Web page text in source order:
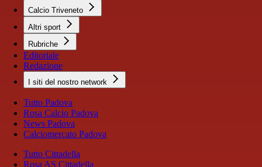
Calcio Triveneto
Altri sport
Rubriche
Editoriale
Redazione
I siti del nostro network
Tutto Padova
Rosa Calcio Padova
News Padova
Calciomercato Padova
Tutto Cittadella
Rosa AS Cittadella